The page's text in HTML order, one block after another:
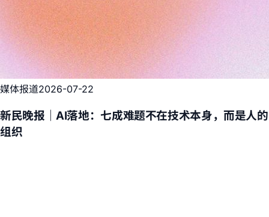
媒体报道2026-07-22
新民晚报｜AI落地：七成难题不在技术本身，而是人的
组织